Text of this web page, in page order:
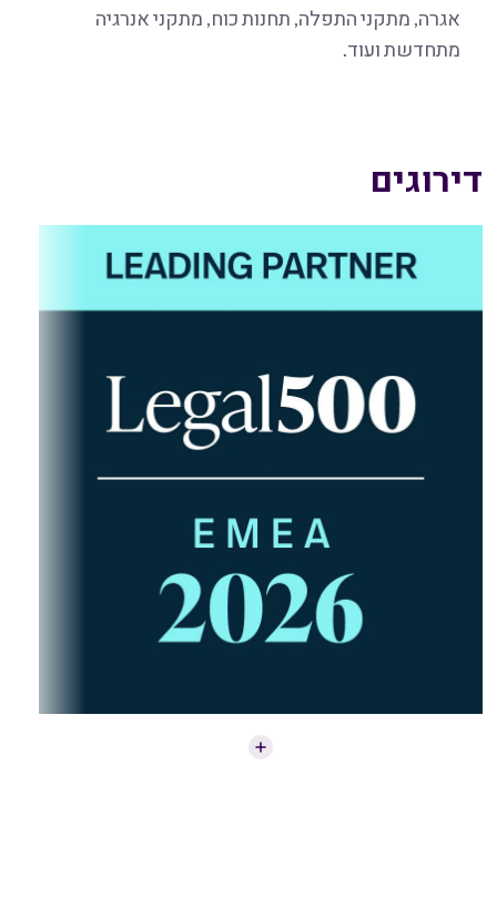
אגרה, מתקני התפלה, תחנות כוח, מתקני אנרגיה
מתחדשת ועוד.
דירוגים